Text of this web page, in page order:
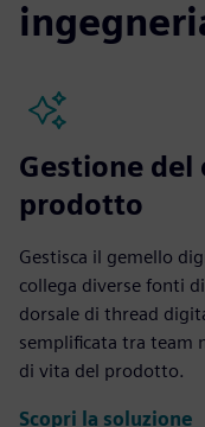
Gestione del
prodotto
Gestisca il gemello
collega diverse fonti
dorsale di thread
semplificata tra team
di vita del prodotto.
Scopri la soluzione